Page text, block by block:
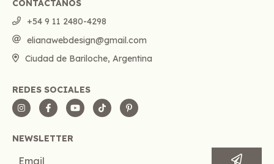
CONTACTANOS
+54 9 11 2480-4298
elianawebdesign@gmail.com
Ciudad de Bariloche, Argentina
REDES SOCIALES
NEWSLETTER